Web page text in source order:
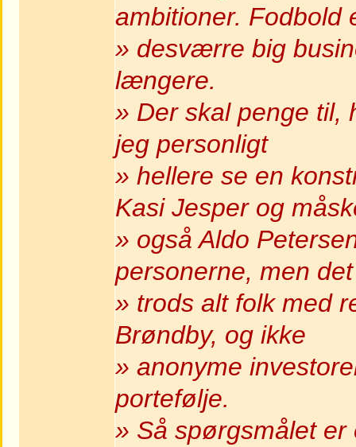
ambitioner. Fodbold
» desværre big
længere.
» Der skal penge til,
jeg personligt
» hellere se en
Kasi Jesper og
» også Aldo
personerne, men
» trods alt folk med
Brøndby, og ikke
» anonyme
portefølje.
» Så spørgsmålet er